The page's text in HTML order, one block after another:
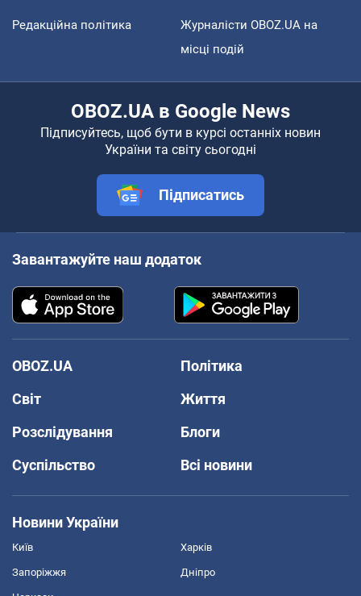
Редакційна політика
Журналісти OBOZ.UA на
місці подій
OBOZ.UA в Google News
Підписуйтесь, щоб бути в курсі останніх новин
України та світу сьогодні
Підписатись
Завантажуйте наш додаток
OBOZ.UA
Політика
Світ
Життя
Розслідування
Блоги
Суспільство
Всі новини
Новини України
Київ Харків
Запоріжжя Дніпро